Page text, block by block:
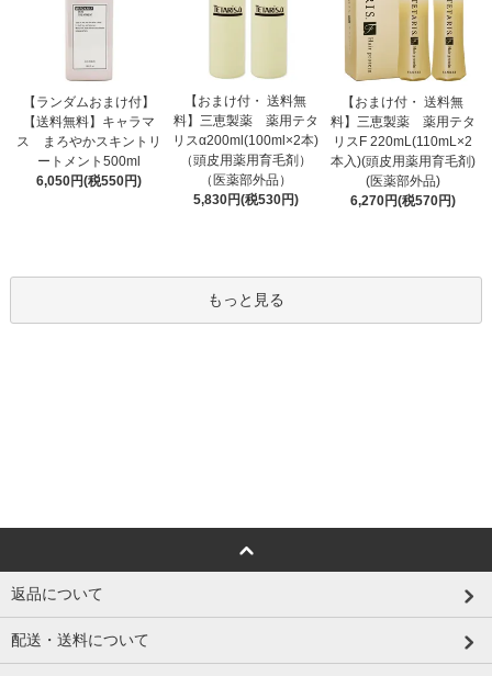
【ランダムおまけ付】
【送料無料】キャラマ
ス まろやかスキントリ
ートメント500ml
6,050円(税550円)
【おまけ付・ 送料無
料】三恵製薬 薬用テタ
リスα200ml(100ml×2本)
（頭皮用薬用育毛剤）
（医薬部外品）
5,830円(税530円)
【おまけ付・ 送料無
料】三恵製薬 薬用テタ
リスF 220mL(110mL×2
本入)(頭皮用薬用育毛剤)
(医薬部外品)
6,270円(税570円)
もっと見る
返品について
配送・送料について